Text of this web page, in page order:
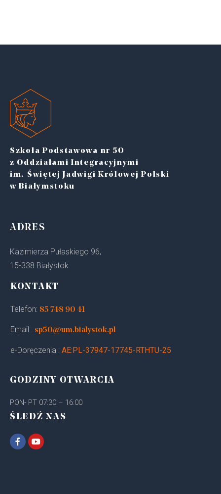
Szkoła Podstawowa nr 50
z Oddziałami Integracyjnymi
im. Świętej Jadwigi Królowej Polski
w Białymstoku
ADRES
Kazimierza Pułaskiego 96,
15-338 Białystok
KONTAKT
Telefon: 85 748 90 41
Email : sp50@um.bialystok.pl
e-Doręczenia : AE:PL-37947-17745-RTHTU-25
GODZINY OTWARCIA
PON- PT 07:30 – 16:00
ŚLEDŹ NAS